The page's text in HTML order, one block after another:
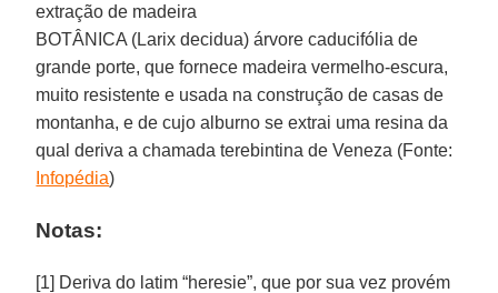
extração de madeira
BOTÂNICA (Larix decidua) árvore caducifólia de
grande porte, que fornece madeira vermelho-escura,
muito resistente e usada na construção de casas de
montanha, e de cujo alburno se extrai uma resina da
qual deriva a chamada terebintina de Veneza (Fonte:
Infopédia)
Notas:
[1] Deriva do latim “heresie”, que por sua vez provém